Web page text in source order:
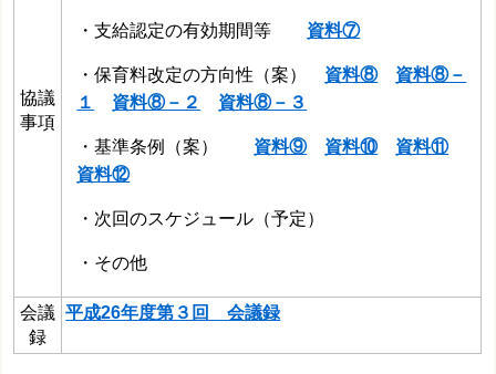
協議
事項
・支給認定の有効期間等 資料⑦
・保育料改定の方向性（案） 資料⑧
資料⑧－
１
資料⑧－２ 資料⑧－３
・基準条例（案） 資料⑨ 資料⑩
資料⑪
資料⑫
・次回のスケジュール（予定）
・その他
会議
録
平成26年度第３回 会議録